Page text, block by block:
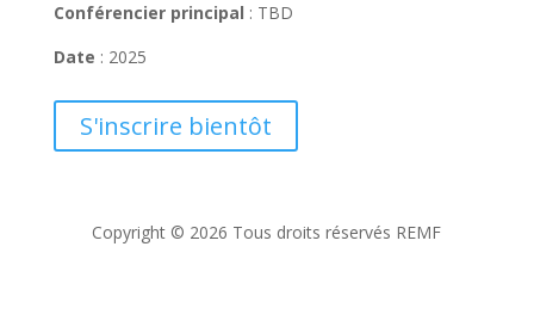
Conférencier principal : TBD
Date : 2025
S'inscrire bientôt
Copyright © 2026 Tous droits réservés REMF